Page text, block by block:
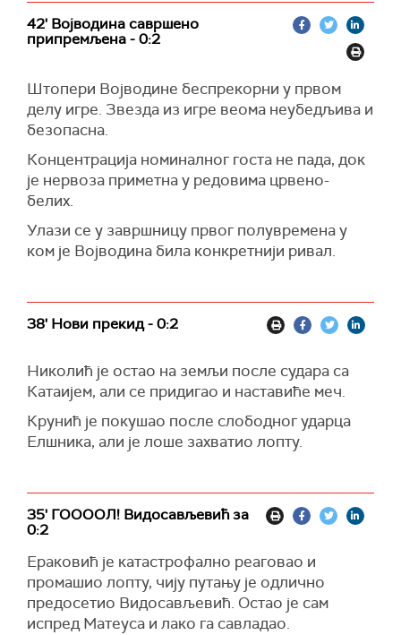
42' Војводина савршено
припремљена - 0:2
Штопери Војводине беспрекорни у првом
делу игре. Звезда из игре веома неубедљива и
безопасна.
Концентрација номиналног госта не пада, док
је нервоза приметна у редовима црвено-
белих.
Улази се у завршницу првог полувремена у
ком је Војводина била конкретнији ривал.
38' Нови прекид - 0:2
Николић је остао на земљи после судара са
Катаијем, али се придигао и наставиће меч.
Крунић је покушао после слободног ударца
Елшника, али је лоше захватио лопту.
35' ГООООЛ! Видосављевић за
0:2
Ераковић је катастрофално реаговао и
промашио лопту, чију путању је одлично
предосетио Видосављевић. Остао је сам
испред Матеуса и лако га савладао.